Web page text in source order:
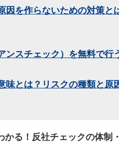
因を作らないための対策と
ンスチェック）を無料で行
味とは？リスクの種類と原
かる！反社チェックの体制